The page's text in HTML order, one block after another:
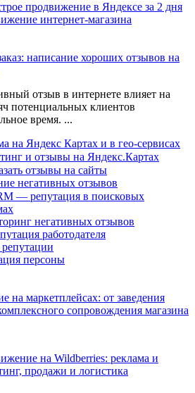
продвижение в Яндексе за 2 дня
интернет-магазина
написание хороших отзывов на
отзыв в интернете влияет на
потенциальных клиентов
время. ...
на Яндекс Картах и в гео-сервисах
и отзывы на Яндекс.Картах
отзывы на сайты
негативных отзывов
— репутация в поисковых
негативных отзывов
работодателя
персоны
на маркетплейсах: от заведения
сопровождения магазина
на Wildberries: реклама и
продажи и логистика